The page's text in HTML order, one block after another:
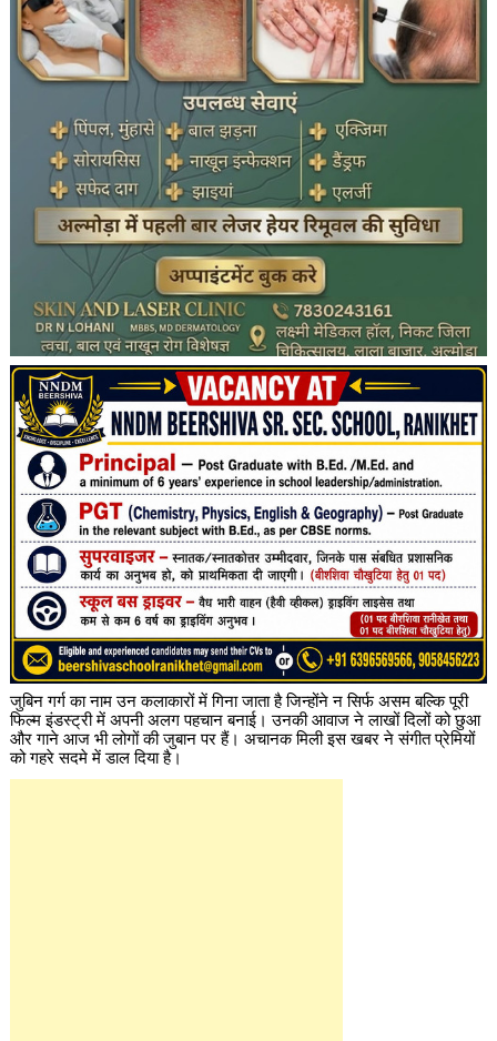
जुबिन गर्ग का नाम उन कलाकारों में गिना जाता है जिन्होंने न सिर्फ असम बल्कि पूरी
फिल्म इंडस्ट्री में अपनी अलग पहचान बनाई। उनकी आवाज ने लाखों दिलों को छुआ
और गाने आज भी लोगों की जुबान पर हैं। अचानक मिली इस खबर ने संगीत प्रेमियों
को गहरे सदमे में डाल दिया है।